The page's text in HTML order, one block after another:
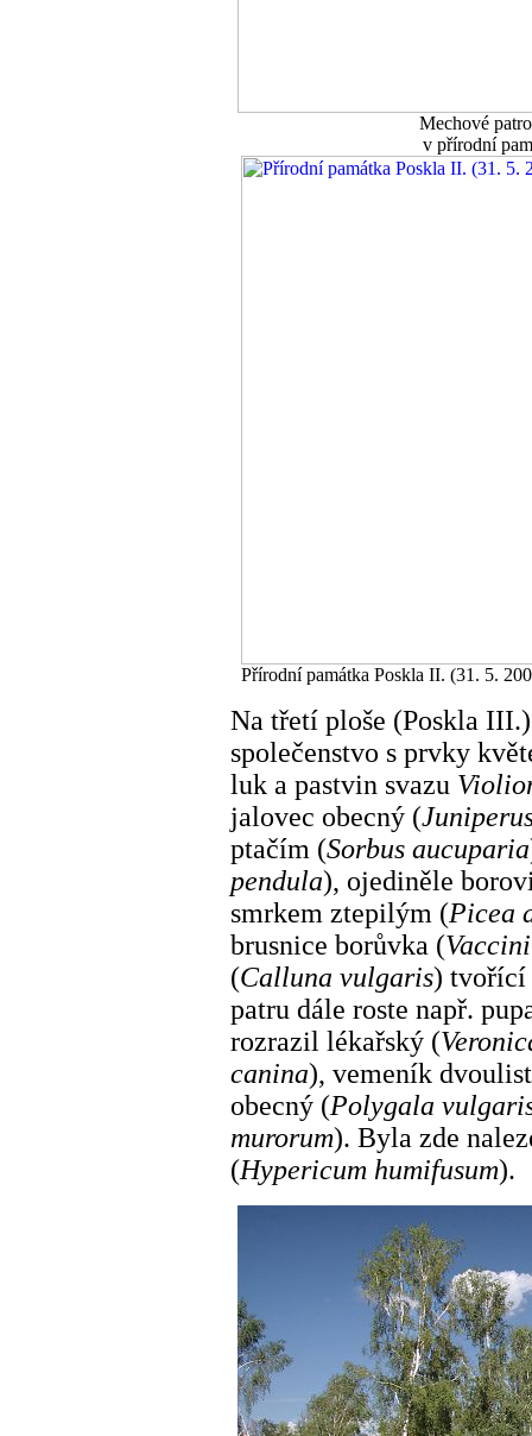
Mechové
v přírodní
Přírodní památka Poskla II. (31. 5.
Na třetí ploše (Poskla
společenstvo s prvky
luk a pastvin svazu
jalovec obecný (
ptačím (Sorbus aucuparia
pendula), ojediněle
smrkem ztepilým (Picea
brusnice borůvka (
(Calluna vulgaris) tvořící
patru dále roste např.
rozrazil lékařský (
canina), vemeník
obecný (Polygala
murorum). Byla zde
(Hypericum humifusum).